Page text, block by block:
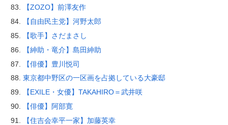
【ZOZO】前澤友作
【自由民主党】河野太郎
【歌手】さだまさし
【紳助・竜介】島田紳助
【俳優】豊川悦司
東京都中野区の一区画を占拠している大豪邸
【EXILE・女優】TAKAHIRO＝武井咲
【俳優】阿部寛
【住吉会幸平一家】加藤英幸